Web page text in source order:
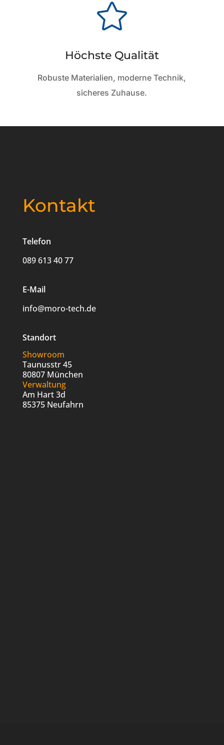

Höchste Qualität
Robuste Materialien, moderne Technik,
sicheres Zuhause.
Kontakt
Telefon
089 613 40 77
E-Mail
info@moro-tech.de
Standort
Showroom
Taunusstr 45
80807 München
Verwaltung
Am Hart 3d
85375 Neufahrn